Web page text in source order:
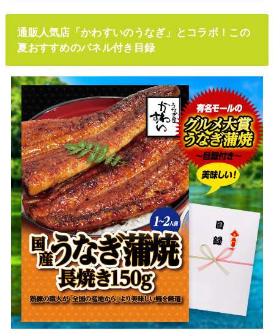
通販人気店「かわすいのうなぎ」とコラボ！この
夏おすすめのパネル付き目録